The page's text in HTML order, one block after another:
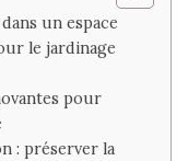
un espace
le jardinage
pour
: préserver la